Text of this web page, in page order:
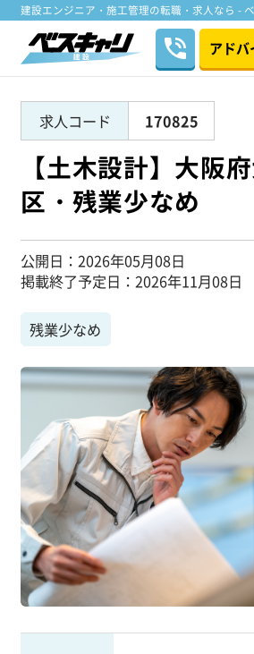
建設エンジニア・施工管理の転職・求人なら -
アド
求人コード 170825
【土木設計】大阪
区・残業少なめ
公開日
2026年05月08日
掲載終了予定日
2026年11月08日
残業少なめ